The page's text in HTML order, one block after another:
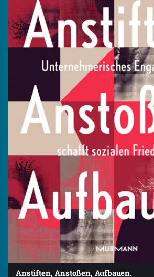
Anstiften, Anstoßen, Aufbauen.